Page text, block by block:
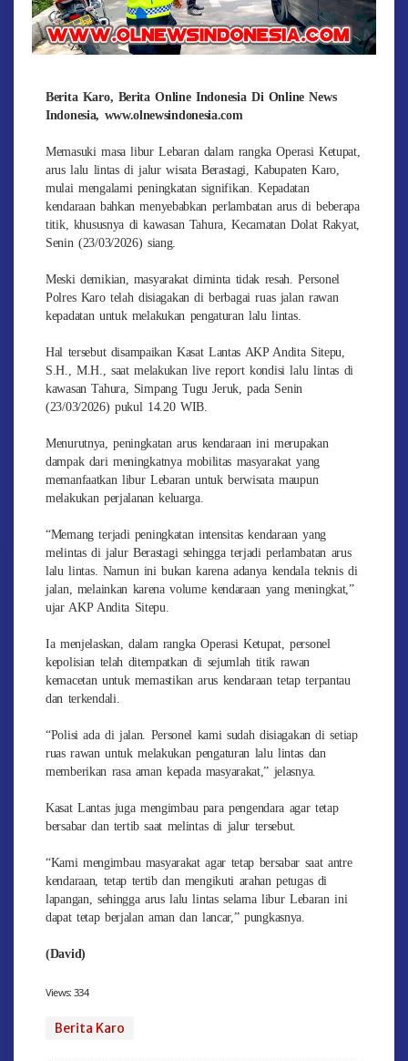
Berita Karo, Berita Online Indonesia Di Online News
Indonesia, www.olnewsindonesia.com
Memasuki masa libur Lebaran dalam rangka Operasi Ketupat,
arus lalu lintas di jalur wisata Berastagi, Kabupaten Karo,
mulai mengalami peningkatan signifikan. Kepadatan
kendaraan bahkan menyebabkan perlambatan arus di beberapa
titik, khususnya di kawasan Tahura, Kecamatan Dolat Rakyat,
Senin (23/03/2026) siang.
Meski demikian, masyarakat diminta tidak resah. Personel
Polres Karo telah disiagakan di berbagai ruas jalan rawan
kepadatan untuk melakukan pengaturan lalu lintas.
Hal tersebut disampaikan Kasat Lantas AKP Andita Sitepu,
S.H., M.H., saat melakukan live report kondisi lalu lintas di
kawasan Tahura, Simpang Tugu Jeruk, pada Senin
(23/03/2026) pukul 14.20 WIB.
Menurutnya, peningkatan arus kendaraan ini merupakan
dampak dari meningkatnya mobilitas masyarakat yang
memanfaatkan libur Lebaran untuk berwisata maupun
melakukan perjalanan keluarga.
“Memang terjadi peningkatan intensitas kendaraan yang
melintas di jalur Berastagi sehingga terjadi perlambatan arus
lalu lintas. Namun ini bukan karena adanya kendala teknis di
jalan, melainkan karena volume kendaraan yang meningkat,”
ujar AKP Andita Sitepu.
Ia menjelaskan, dalam rangka Operasi Ketupat, personel
kepolisian telah ditempatkan di sejumlah titik rawan
kemacetan untuk memastikan arus kendaraan tetap terpantau
dan terkendali.
“Polisi ada di jalan. Personel kami sudah disiagakan di setiap
ruas rawan untuk melakukan pengaturan lalu lintas dan
memberikan rasa aman kepada masyarakat,” jelasnya.
Kasat Lantas juga mengimbau para pengendara agar tetap
bersabar dan tertib saat melintas di jalur tersebut.
“Kami mengimbau masyarakat agar tetap bersabar saat antre
kendaraan, tetap tertib dan mengikuti arahan petugas di
lapangan, sehingga arus lalu lintas selama libur Lebaran ini
dapat tetap berjalan aman dan lancar,” pungkasnya.
(David)
Views: 334
Berita Karo